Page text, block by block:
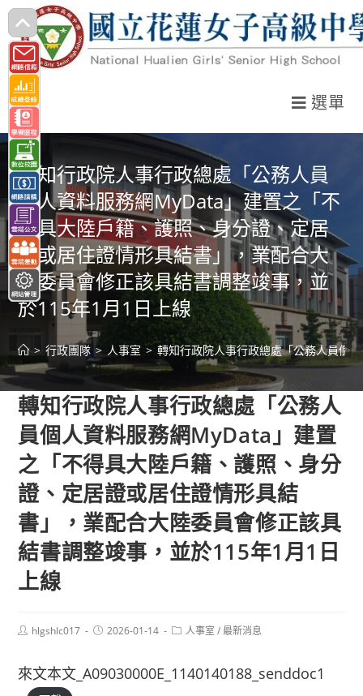
跳
轉
至
主
要
內
容
選單
轉知行政院人事行政總處「公務人員
個人資料服務網MyData」建置之「不
得具大陸戶籍、護照、身分證、定居
證或居住證情形具結書」，業配合大
陸委員會修正該具結書調整竣事，並
於115年1月1日上線
> 行政團隊 > 人事室 > 轉知行政院人事行政總處「公務人員個
轉知行政院人事行政總處「公務人
員個人資料服務網MyData」建置
之「不得具大陸戶籍、護照、身分
證、定居證或居住證情形具結
書」，業配合大陸委員會修正該具
結書調整竣事，並於115年1月1日
上線
Posthlgshlc017
Post2026-01-14
Post人事室 / 最新消息
來文本文_A09030000E_1140140188_senddoc1